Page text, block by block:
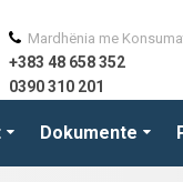
Dokumente
Mardhënia me
+383 48 658 352
0390 310 201